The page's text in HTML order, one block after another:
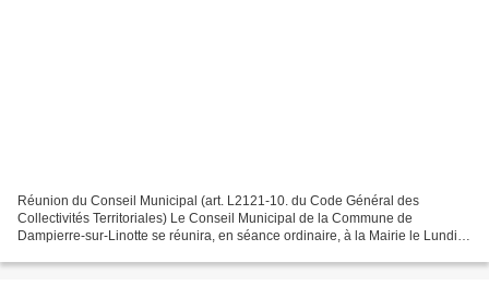
Réunion du Conseil Municipal (art. L2121-10. du Code Général des
Collectivités Territoriales) Le Conseil Municipal de la Commune de
Dampierre-sur-Linotte se réunira, en séance ordinaire, à la Mairie le Lundi